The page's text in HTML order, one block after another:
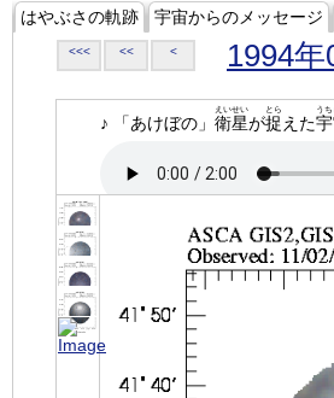
はやぶさの軌跡 宇宙からのメッセージ
<<< << < 1994年
♪ 「あけぼの」 衛星
えいせい
が捉
とら
えた
うち